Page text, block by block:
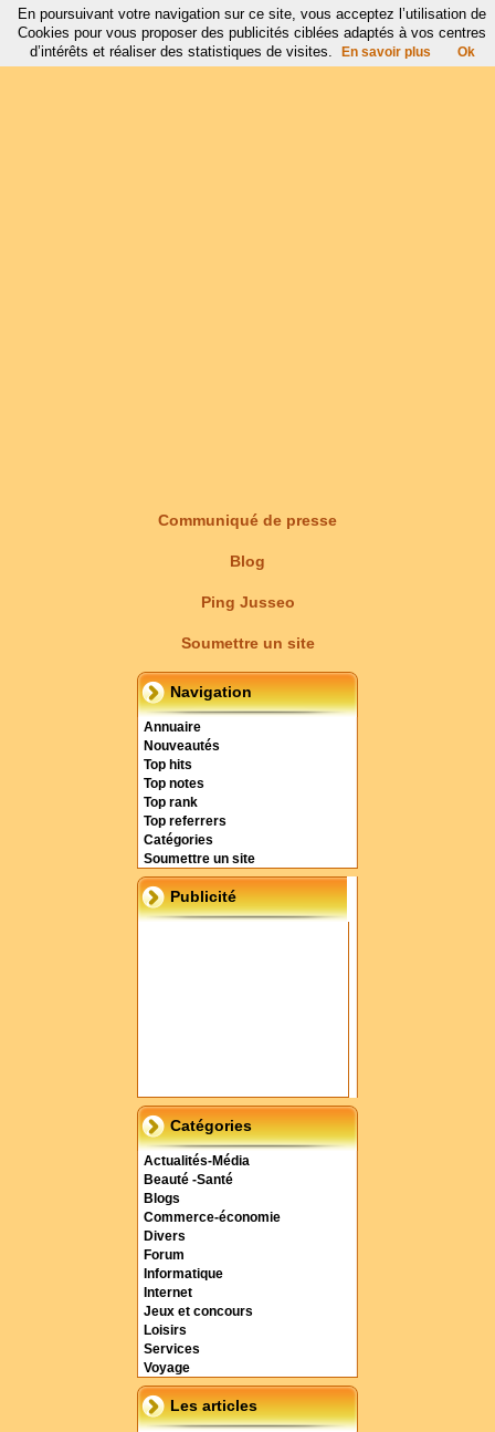
Communiqué de presse
Blog
Ping Jusseo
Soumettre un site
Navigation
Annuaire
Nouveautés
Top hits
Top notes
Top rank
Top referrers
Catégories
Soumettre un site
Publicité
Catégories
Actualités-Média
Beauté -Santé
Blogs
Commerce-économie
Divers
Forum
Informatique
Internet
Jeux et concours
Loisirs
Services
Voyage
Les articles
En poursuivant votre navigation sur ce site, vous acceptez l’utilisation de
Cookies pour vous proposer des publicités ciblées adaptés à vos centres
d’intérêts et réaliser des statistiques de visites.
En savoir plus Ok